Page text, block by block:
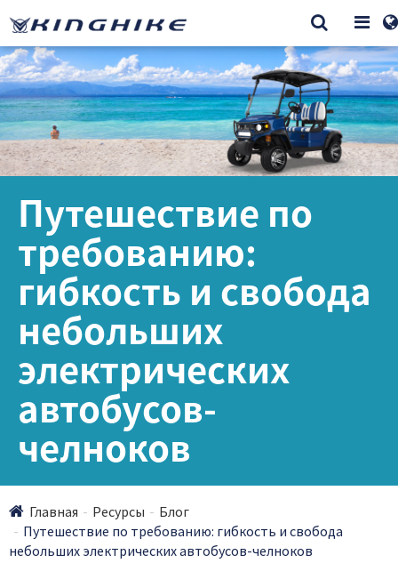
Путешествие по
требованию:
гибкость и свобода
небольших
электрических
автобусов-
челноков
Главная Ресурсы
Блог
Путешествие по требованию: гибкость и свобода
небольших электрических автобусов-челноков